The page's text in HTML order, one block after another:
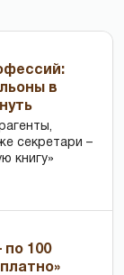
в
секретари –
книгу»
по 100